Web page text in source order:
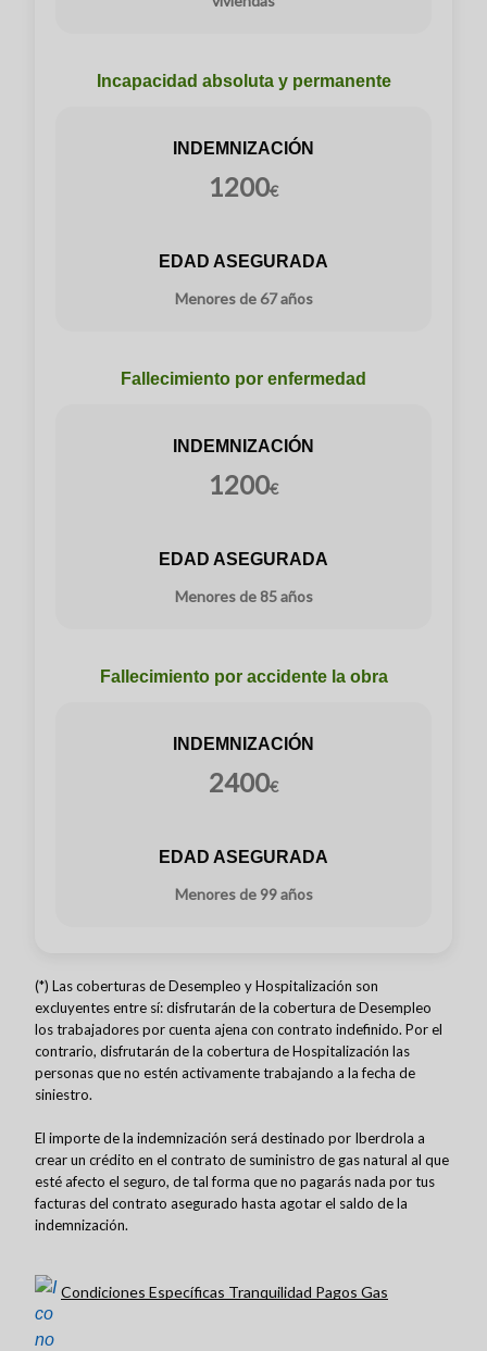
Incapacidad absoluta y permanente
INDEMNIZACIÓN
1200€
EDAD ASEGURADA
Menores de 67 años
Fallecimiento por enfermedad
INDEMNIZACIÓN
1200€
EDAD ASEGURADA
Menores de 85 años
Fallecimiento por accidente la obra
INDEMNIZACIÓN
2400€
EDAD ASEGURADA
Menores de 99 años
(*) Las coberturas de Desempleo y Hospitalización son
excluyentes entre sí: disfrutarán de la cobertura de Desempleo
los trabajadores por cuenta ajena con contrato indefinido. Por el
contrario, disfrutarán de la cobertura de Hospitalización las
personas que no estén activamente trabajando a la fecha de
siniestro.
El importe de la indemnización será destinado por Iberdrola a
crear un crédito en el contrato de suministro de gas natural al que
esté afecto el seguro, de tal forma que no pagarás nada por tus
facturas del contrato asegurado hasta agotar el saldo de la
indemnización.
Condiciones Específicas Tranquilidad Pagos Gas